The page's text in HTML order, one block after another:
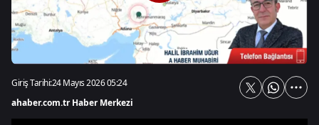
Giriş Tarihi:24 Mayıs 2026 05:24
ahaber.com.tr Haber Merkezi